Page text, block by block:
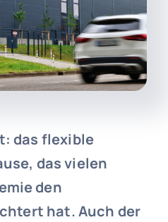
das flexible
das vielen
den
hat. Auch der